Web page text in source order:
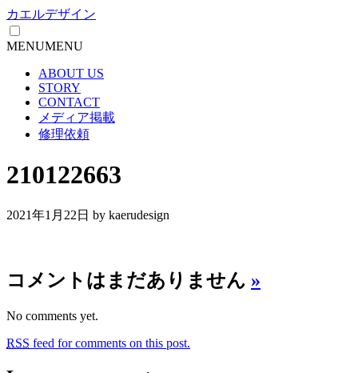
カエルデザイン
MENUMENU
ABOUT US
STORY
CONTACT
メディア掲載
修理依頼
210122663
2021年1月22日 by kaerudesign
コメントはまだありません »
No comments yet.
RSS feed for comments on this post.